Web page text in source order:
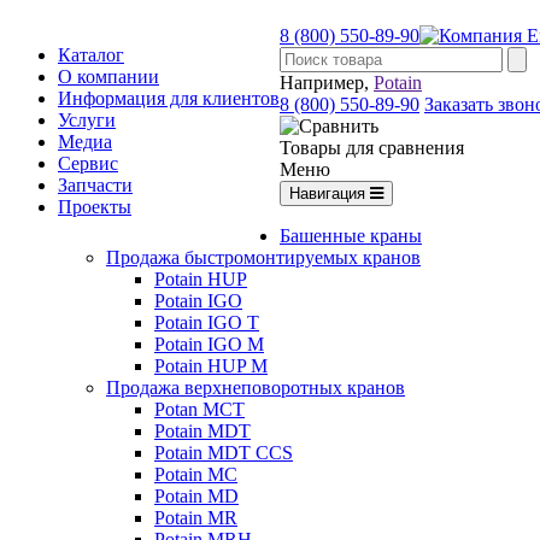
Каталог
О компании
Информация для клиентов
Услуги
Медиа
Сервис
Запчасти
Проекты
8 (800) 550-89-90
Например, Potain
8 (800) 550-89-90 Заказать
Товары для сравнения
Меню
Навигация
Башенные краны
Продажа быстромонтируемых кранов
Potain HUP
Potain IGO
Potain IGO T
Potain IGO M
Potain HUP M
Продажа верхнеповоротных кранов
Potan MCT
Potain MDT
Potain MDT CCS
Potain MC
Potain MD
Potain MR